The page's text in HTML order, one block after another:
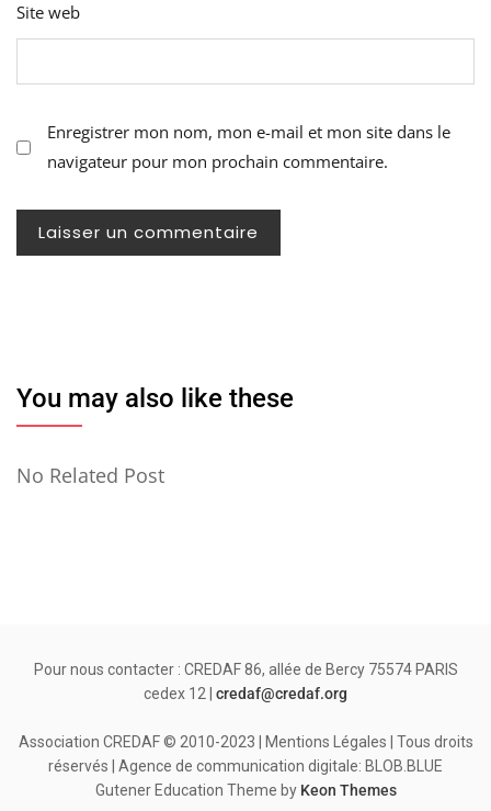
Site web
Enregistrer mon nom, mon e-mail et mon site dans le
navigateur pour mon prochain commentaire.
You may also like these
No Related Post
Pour nous contacter : CREDAF 86, allée de Bercy 75574 PARIS
cedex 12 | credaf@credaf.org
Association CREDAF © 2010-2023 | Mentions Légales | Tous droits
réservés | Agence de communication digitale: BLOB.BLUE
Gutener Education Theme by Keon Themes